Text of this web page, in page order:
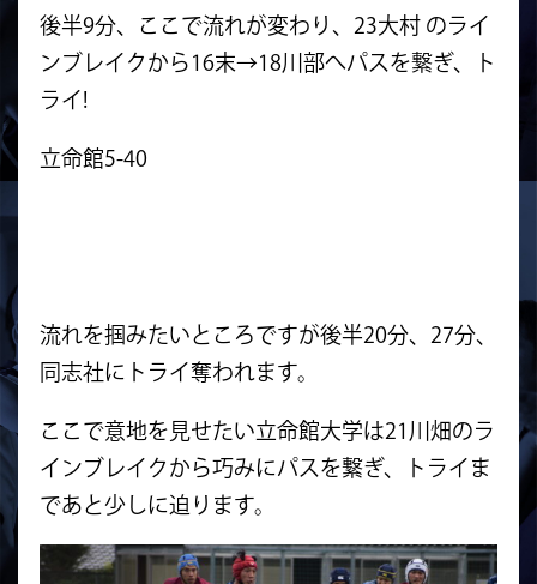
後半9分、ここで流れが変わり、23大村 のライ
ンブレイクから16末→18川部へパスを繋ぎ、ト
ライ!
立命館5-40
流れを掴みたいところですが後半20分、27分、
同志社にトライ奪われます。
ここで意地を見せたい立命館大学は21川畑のラ
インブレイクから巧みにパスを繋ぎ、トライま
であと少しに迫ります。